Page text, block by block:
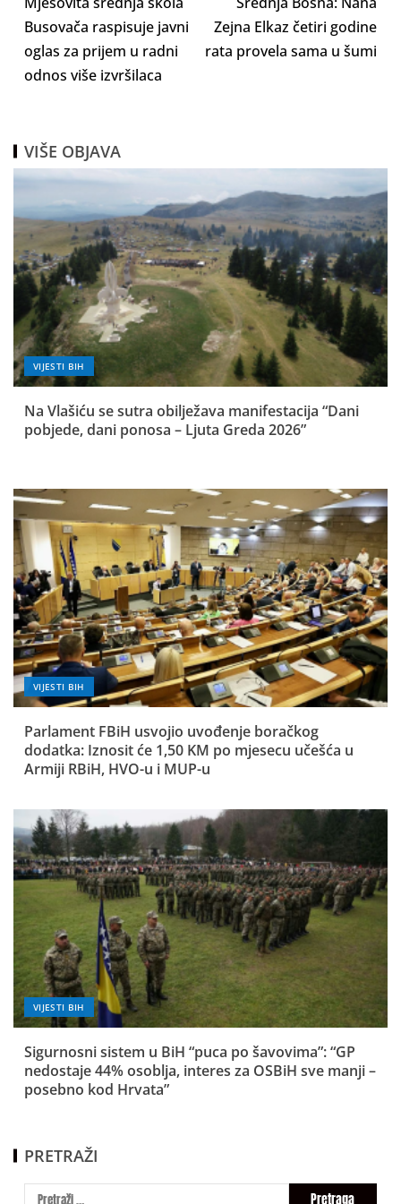
Busovača raspisuje javni
oglas za prijem u radni
odnos više izvršilaca
Zejna Elkaz četiri godine
rata provela sama u šumi
VIŠE OBJAVA
VIJESTI BIH
Na Vlašiću se sutra obilježava manifestacija “Dani
pobjede, dani ponosa – Ljuta Greda 2026”
VIJESTI BIH
Parlament FBiH usvojio uvođenje boračkog
dodatka: Iznosit će 1,50 KM po mjesecu učešća u
Armiji RBiH, HVO-u i MUP-u
VIJESTI BIH
Sigurnosni sistem u BiH “puca po šavovima”: “GP
nedostaje 44% osoblja, interes za OSBiH sve manji –
posebno kod Hrvata”
PRETRAŽI